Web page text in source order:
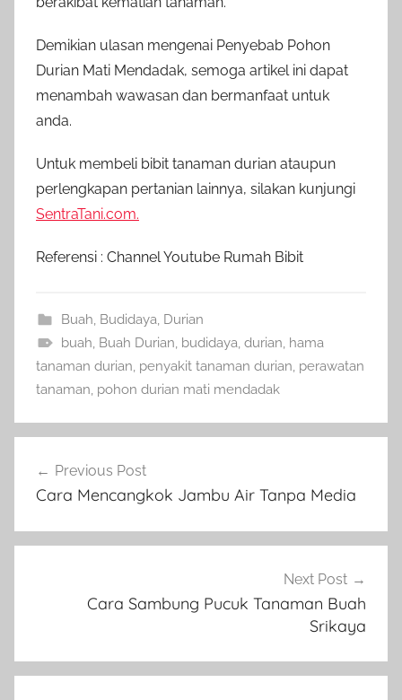
Demikian ulasan mengenai Penyebab Pohon
Durian Mati Mendadak, semoga artikel ini dapat
menambah wawasan dan bermanfaat untuk
anda.
Untuk membeli bibit tanaman durian ataupun
perlengkapan pertanian lainnya, silakan kunjungi
SentraTani.com.
Referensi : Channel Youtube Rumah Bibit
Buah, Budidaya, Durian
buah, Buah Durian, budidaya, durian, hama
tanaman durian, penyakit tanaman durian, perawatan
tanaman, pohon durian mati mendadak
pos
Previous Post
Cara Mencangkok Jambu Air Tanpa Media
Next Post
Cara Sambung Pucuk Tanaman Buah
Srikaya